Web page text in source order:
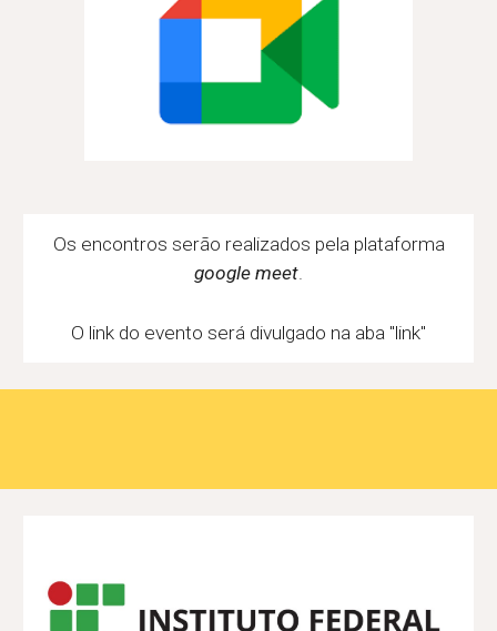
google meet
O link do evento será divulgado na aba "link"